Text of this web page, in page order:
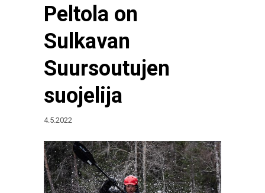
Peltola on
Sulkavan
Suursoutujen
suojelija
4.5.2022